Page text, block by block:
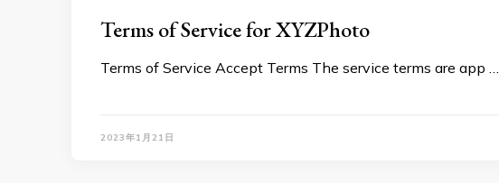
Terms of Service for XYZPhoto
Terms of Service Accept Terms The service terms are app …
2023年1月21日